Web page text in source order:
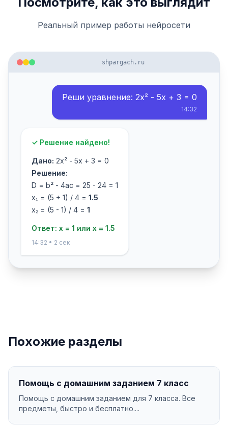
Реальный пример работы нейросети
shpargach.ru
Реши уравнение: 2x² - 5x + 3 = 0
14:32
✓ Решение найдено!
Дано: 2x² - 5x + 3 = 0
Решение:
D = b² - 4ac = 25 - 24 = 1
x₁ = (5 + 1) / 4 = 1.5
x₂ = (5 - 1) / 4 = 1
Ответ: x = 1 или x = 1.5
14:32 • 2 сек
Похожие разделы
Помощь с домашним заданием 7 класс
Помощь с домашним заданием для 7 класса. Все
предметы, быстро и бесплатно....